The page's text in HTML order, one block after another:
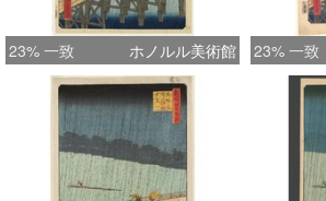
23% 一致 ホノルル美術館 23% 一致